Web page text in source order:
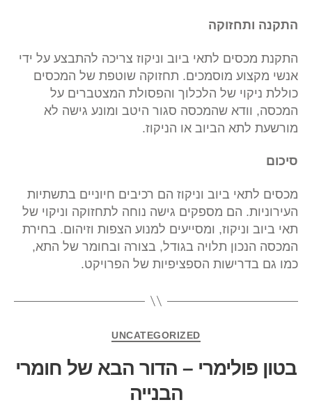
התקנה ותחזוקה
התקנת מכסים לתאי ביוב וניקוז צריכה להתבצע על ידי
אנשי מקצוע מוסמכים. תחזוקה שוטפת של המכסים
כוללת ניקוי של הלכלוך והפסולת המצטברים על
המכסה, וודא שהמכסה סגור היטב ומונע גישה לא
מורשעת לתא הביוב או הניקוז.
סיכום
מכסים לתאי ביוב וניקוז הם רכיבים חיוניים בתשתיות
העירוניות. הם מספקים גישה נוחה לתחזוקה וניקוי של
תאי ביוב וניקוז, ומסייעים למנוע הצפות וזיהום. בחירת
המכסה הנכון תלויה בגודל, בצורה ובחומר של התא,
כמו גם בדרישות הספציפיות של הפרויקט.
UNCATEGORIZED
בטון פולימרי – הדור הבא של חומרי
הבנייה